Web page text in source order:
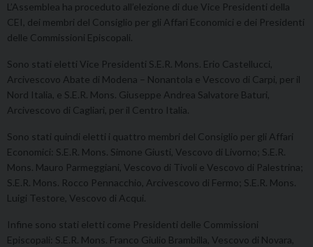
L’Assemblea ha proceduto all’elezione di due Vice Presidenti della
CEI, dei membri del Consiglio per gli Affari Economici e dei Presidenti
delle Commissioni Episcopali.
Sono stati eletti Vice Presidenti S.E.R. Mons. Erio Castellucci,
Arcivescovo Abate di Modena – Nonantola e Vescovo di Carpi, per il
Nord Italia, e S.E.R. Mons. Giuseppe Andrea Salvatore Baturi,
Arcivescovo di Cagliari, per il Centro Italia.
Sono stati quindi eletti i quattro membri del Consiglio per gli Affari
Economici: S.E.R. Mons. Simone Giusti, Vescovo di Livorno; S.E.R.
Mons. Mauro Parmeggiani, Vescovo di Tivoli e Vescovo di Palestrina;
S.E.R. Mons. Rocco Pennacchio, Arcivescovo di Fermo; S.E.R. Mons.
Luigi Testore, Vescovo di Acqui.
Infine sono stati eletti come Presidenti delle Commissioni
Episcopali: S.E.R. Mons. Franco Giulio Brambilla, Vescovo di Novara,